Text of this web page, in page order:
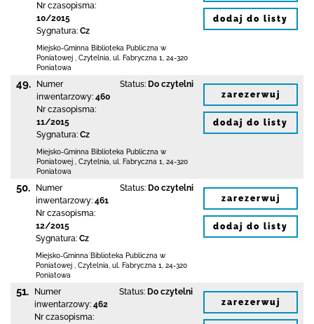
Nr czasopisma:
10/2015
Sygnatura: Cz
Miejsko-Gminna Biblioteka Publiczna w
Poniatowej
Czytelnia, ul. Fabryczna 1
24-320
Poniatowa
dodaj do listy
49.
Numer
inwentarzowy: 460
Nr czasopisma:
11/2015
Sygnatura: Cz
Status: Do czytelni
Miejsko-Gminna Biblioteka Publiczna w
Poniatowej
Czytelnia, ul. Fabryczna 1
24-320
Poniatowa
zarezerwuj
dodaj do listy
50.
Numer
inwentarzowy: 461
Nr czasopisma:
12/2015
Sygnatura: Cz
Status: Do czytelni
Miejsko-Gminna Biblioteka Publiczna w
Poniatowej
Czytelnia, ul. Fabryczna 1
24-320
Poniatowa
zarezerwuj
dodaj do listy
51.
Numer
inwentarzowy: 462
Nr czasopisma:
Status: Do czytelni
zarezerwuj